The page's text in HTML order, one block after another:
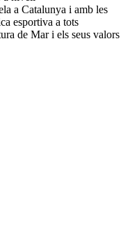
a Catalunya i amb les
esportiva a tots
de Mar i els seus valors